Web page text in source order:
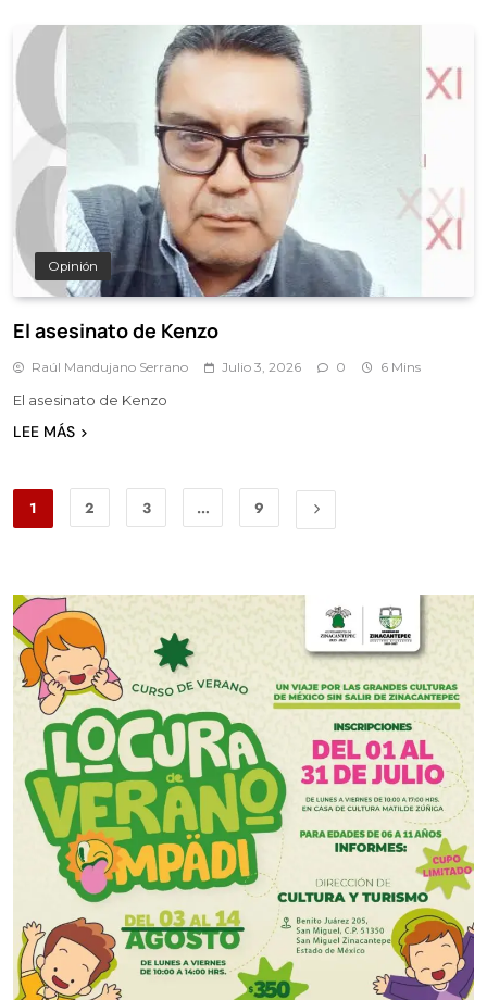
Opinión
El asesinato de Kenzo
Raúl Mandujano Serrano Julio 3, 2026 0 6 Mins
El asesinato de Kenzo
LEE MÁS
1 2 3 … 9